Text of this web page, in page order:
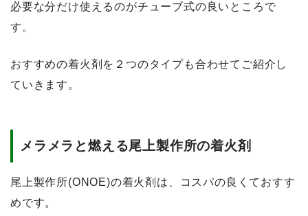
必要な分だけ使えるのがチューブ式の良いところで
す。
おすすめの着火剤を２つのタイプも合わせてご紹介し
ていきます。
メラメラと燃える尾上製作所の着火剤
尾上製作所(ONOE)の着火剤は、コスパの良くておすす
めです。